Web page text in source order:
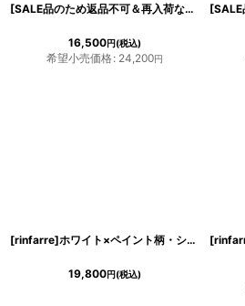
[SALE品のため返品不可＆再入荷なしの現品限り][韓国製][rinfarre]ネイビー・プリントスカーフ・長袖ブラウス・Aライン・ミディアムスカート・セットアップ・ツーピース[MIRIN着用]《送料＆代引き手数料無料》
16,500円(税込)
希望小売価格: 24,200円
[rinfarre]ホワイト×ペイント柄・シャツワンピース・ウエストマーク・長袖・マキシドレス・ロング・ワンピース[MIRIN着用][送料無料]
19,800円(税込)